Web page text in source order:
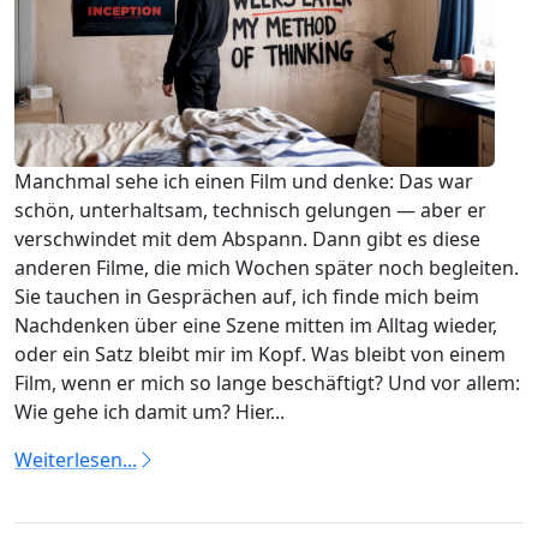
Manchmal sehe ich einen Film und denke: Das war
schön, unterhaltsam, technisch gelungen — aber er
verschwindet mit dem Abspann. Dann gibt es diese
anderen Filme, die mich Wochen später noch begleiten.
Sie tauchen in Gesprächen auf, ich finde mich beim
Nachdenken über eine Szene mitten im Alltag wieder,
oder ein Satz bleibt mir im Kopf. Was bleibt von einem
Film, wenn er mich so lange beschäftigt? Und vor allem:
Wie gehe ich damit um? Hier...
Weiterlesen...